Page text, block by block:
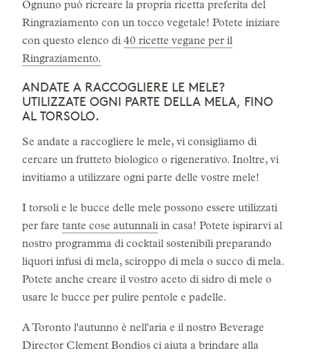
Ognuno può ricreare la propria ricetta preferita del
Ringraziamento con un tocco vegetale! Potete iniziare
con questo elenco di 40 ricette vegane per il
Ringraziamento.
ANDATE A RACCOGLIERE LE MELE?
UTILIZZATE OGNI PARTE DELLA MELA, FINO
AL TORSOLO.
Se andate a raccogliere le mele, vi consigliamo di
cercare un frutteto biologico o rigenerativo. Inoltre, vi
invitiamo a utilizzare ogni parte delle vostre mele!
I torsoli e le bucce delle mele possono essere utilizzati
per fare tante cose autunnali in casa! Potete ispirarvi al
nostro programma di cocktail sostenibili preparando
liquori infusi di mela, sciroppo di mela o succo di mela.
Potete anche creare il vostro aceto di sidro di mele o
usare le bucce per pulire pentole e padelle.
A Toronto l'autunno è nell'aria e il nostro Beverage
Director Clement Bondios ci aiuta a brindare alla